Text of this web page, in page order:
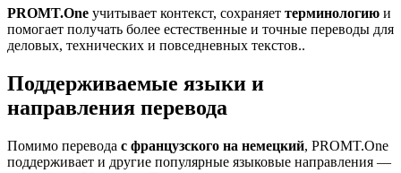
PROMT.One учитывает контекст, сохраняет терминологию и
помогает получать более естественные и точные переводы для
деловых, технических и повседневных текстов..
Поддерживаемые языки и
направления перевода
Помимо перевода с французского на немецкий, PROMT.One
поддерживает и другие популярные языковые направления —